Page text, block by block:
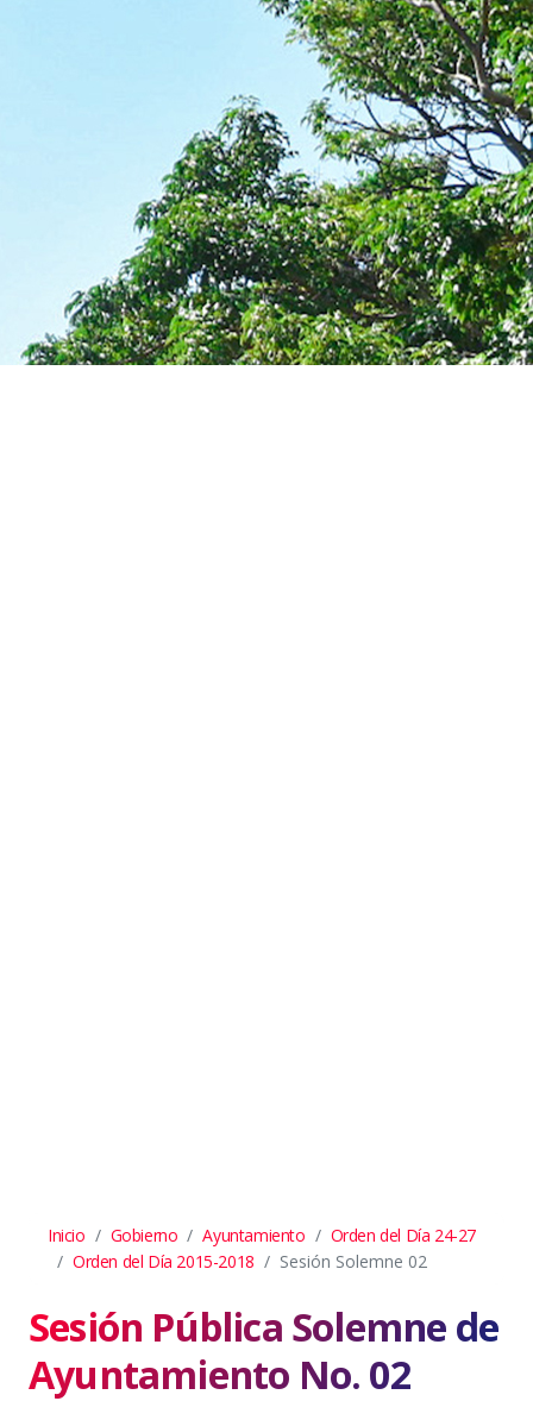
Inicio Gobierno Ayuntamiento
Orden del Día 24-27
Orden del Día 2015-2018
Sesión Solemne 02
Sesión Pública Solemne de
Ayuntamiento No. 02